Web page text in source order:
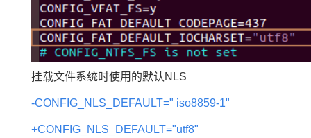
挂载文件系统时使用的默认NLS
-CONFIG_NLS_DEFAULT=" iso8859-1"
+CONFIG_NLS_DEFAULT="utf8"